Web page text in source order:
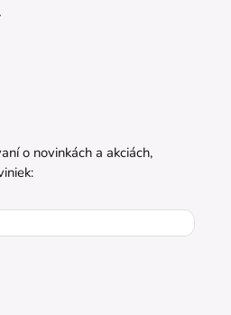
o novinkách a akciách,